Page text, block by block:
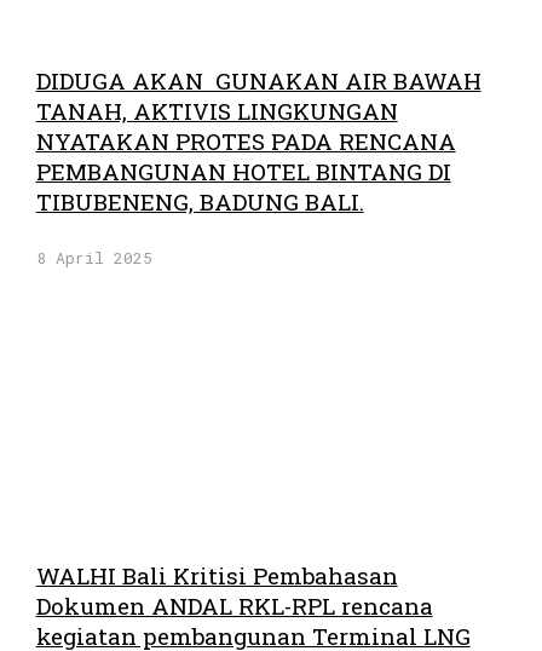
DIDUGA AKAN GUNAKAN AIR BAWAH
TANAH, AKTIVIS LINGKUNGAN
NYATAKAN PROTES PADA RENCANA
PEMBANGUNAN HOTEL BINTANG DI
TIBUBENENG, BADUNG BALI.
8 April 2025
WALHI Bali Kritisi Pembahasan
Dokumen ANDAL RKL-RPL rencana
kegiatan pembangunan Terminal LNG